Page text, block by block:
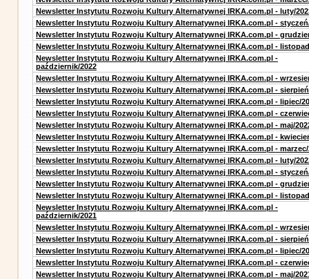
Newsletter Instytutu Rozwoju Kultury Alternatywnej IRKA.com.pl - luty/
Newsletter Instytutu Rozwoju Kultury Alternatywnej IRKA.com.pl -
Newsletter Instytutu Rozwoju Kultury Alternatywnej IRKA.com.pl -
Newsletter Instytutu Rozwoju Kultury Alternatywnej IRKA.com.pl -
Newsletter Instytutu Rozwoju Kultury Alternatywnej IRKA.com.pl -
październik/2022
Newsletter Instytutu Rozwoju Kultury Alternatywnej IRKA.com.pl -
Newsletter Instytutu Rozwoju Kultury Alternatywnej IRKA.com.pl -
Newsletter Instytutu Rozwoju Kultury Alternatywnej IRKA.com.pl - lipiec/
Newsletter Instytutu Rozwoju Kultury Alternatywnej IRKA.com.pl -
Newsletter Instytutu Rozwoju Kultury Alternatywnej IRKA.com.pl - maj/
Newsletter Instytutu Rozwoju Kultury Alternatywnej IRKA.com.pl -
Newsletter Instytutu Rozwoju Kultury Alternatywnej IRKA.com.pl - marzec/
Newsletter Instytutu Rozwoju Kultury Alternatywnej IRKA.com.pl - luty/
Newsletter Instytutu Rozwoju Kultury Alternatywnej IRKA.com.pl -
Newsletter Instytutu Rozwoju Kultury Alternatywnej IRKA.com.pl -
Newsletter Instytutu Rozwoju Kultury Alternatywnej IRKA.com.pl -
Newsletter Instytutu Rozwoju Kultury Alternatywnej IRKA.com.pl -
październik/2021
Newsletter Instytutu Rozwoju Kultury Alternatywnej IRKA.com.pl -
Newsletter Instytutu Rozwoju Kultury Alternatywnej IRKA.com.pl -
Newsletter Instytutu Rozwoju Kultury Alternatywnej IRKA.com.pl - lipiec/
Newsletter Instytutu Rozwoju Kultury Alternatywnej IRKA.com.pl -
Newsletter Instytutu Rozwoju Kultury Alternatywnej IRKA.com.pl - maj/